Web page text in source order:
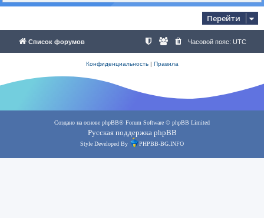
Перейти
Список форумов Часовой пояс: UTC
Конфиденциальность| Правила
Создано на основе phpBB® Forum Software © phpBB Limited
Русская поддержка phpBB
Style Developed By PHPBB-BG.INFO